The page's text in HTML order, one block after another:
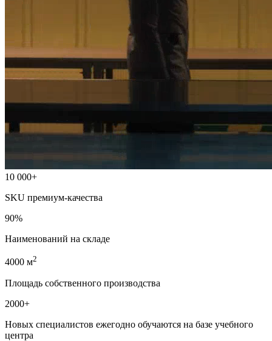
10 000+
SKU премиум-качества
90%
Наименований на складе
4000 м2
Площадь собственного производства
2000+
Новых специалистов ежегодно обучаются на базе учебного
центра